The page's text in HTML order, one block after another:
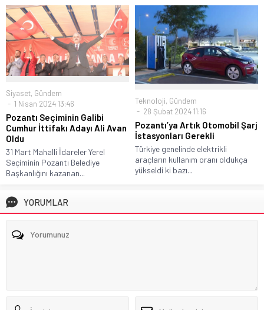
Siyaset, Gündem
1 Nisan 2024 13:46
Pozantı Seçiminin Galibi
Cumhur İttifakı Adayı Ali Avan
Oldu
31 Mart Mahalli İdareler Yerel
Seçiminin Pozantı Belediye
Başkanlığını kazanan...
Teknoloji, Gündem
28 Şubat 2024 11:16
Pozantı’ya Artık Otomobil Şarj
İstasyonları Gerekli
Türkiye genelinde elektrikli
araçların kullanım oranı oldukça
yükseldi ki bazı...
YORUMLAR